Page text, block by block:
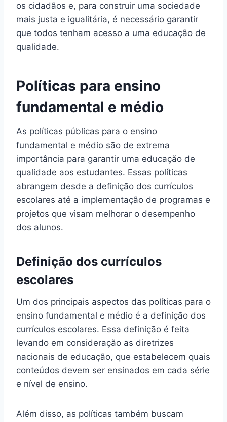
os cidadãos e, para construir uma sociedade
mais justa e igualitária, é necessário garantir
que todos tenham acesso a uma educação de
qualidade.
Políticas para ensino
fundamental e médio
As políticas públicas para o ensino
fundamental e médio são de extrema
importância para garantir uma educação de
qualidade aos estudantes. Essas políticas
abrangem desde a definição dos currículos
escolares até a implementação de programas e
projetos que visam melhorar o desempenho
dos alunos.
Definição dos currículos
escolares
Um dos principais aspectos das políticas para o
ensino fundamental e médio é a definição dos
currículos escolares. Essa definição é feita
levando em consideração as diretrizes
nacionais de educação, que estabelecem quais
conteúdos devem ser ensinados em cada série
e nível de ensino.
Além disso, as políticas também buscam